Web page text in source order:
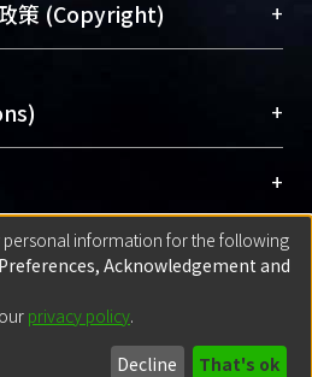
Library integrates the
with “Academic
度提升資訊取用性的社會運
是透過將研究著作公開供使
速研究發展、提升研究影響
選深入了解OA）
策 (Copyright) +
匯入者所有，或由第三方贊
認該版權所有者及第三方同
the submission is your
you have the right to
文電子檔，可使用
詢，以確認出版單位之版權
+
Guide)
Manual)
Service)
+
算機中心帳號登入
Account)
登入(With ORCID)
+
者，以ID匯入
- Extension maintained and optimized
personal information for the following
Acknowledgement and
privacy policy.
Decline That's ok